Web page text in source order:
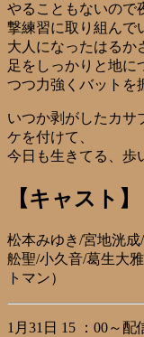
やることもないので
撃練習に取り組んで
大人になったはるか
足をしっかりと地に
つつ力強くバットを
いつか剥がしたカサ
ケを付けて、
今日も生きてる、歩
【キャスト】
松本みゆき/宮地洸
舩聖/小久音/葛生大
トマン）
1月31日 15 ：00～配